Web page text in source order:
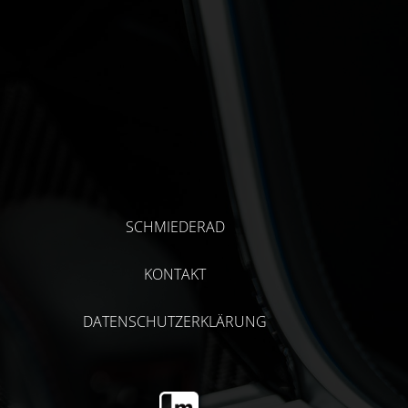
SCHMIEDERAD
KONTAKT
DATENSCHUTZERKLÄRUNG